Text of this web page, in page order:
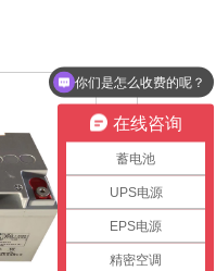
在线咨询
蓄电池
UPS电源
EPS电源
精密空调
你们是怎么收费的呢？
现在有优惠活动么？